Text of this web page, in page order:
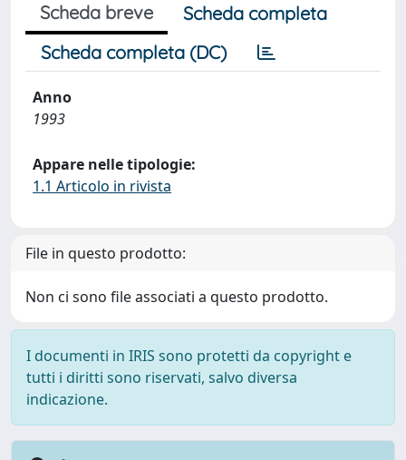
Scheda breve
Scheda completa
Scheda completa (DC)
Anno
1993
Appare nelle tipologie:
1.1 Articolo in rivista
File in questo prodotto:
Non ci sono file associati a questo prodotto.
I documenti in IRIS sono protetti da copyright e
tutti i diritti sono riservati, salvo diversa
indicazione.